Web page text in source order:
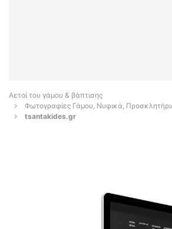
Αετοί του γάμου & βάπτισης
Φωτογραφίες Γάμου, Νυφικά,
tsantakides.gr